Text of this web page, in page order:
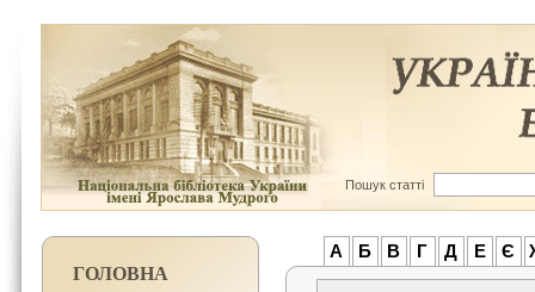
Пошук статті
ГОЛОВНА
А Б В Г Д Е Є